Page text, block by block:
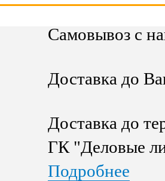
Самовывоз с
Доставка до
Доставка до
ГК "Деловые
Подробнее